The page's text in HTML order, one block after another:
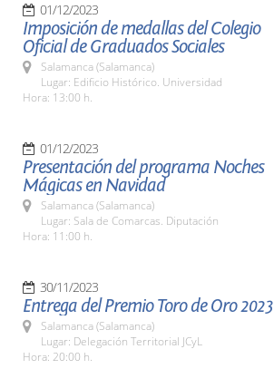
01/12/2023
Imposición de medallas del Colegio
Oficial de Graduados Sociales
Salamanca (Salamanca)
Lugar: Edificio Histórico. Universidad
Hora: 13:00 h.
01/12/2023
Presentación del programa Noches
Mágicas en Navidad
Salamanca (Salamanca)
Lugar: Sala de Comarcas. Diputación
Hora: 11:00 h.
30/11/2023
Entrega del Premio Toro de Oro 2023
Salamanca (Salamanca)
Lugar: Delegación Territorial JCyL
Hora: 20:00 h.